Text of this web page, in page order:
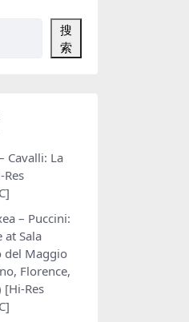
搜
索
Cavalli: La
– Puccini:
at Sala
del Maggio
Florence,
Res